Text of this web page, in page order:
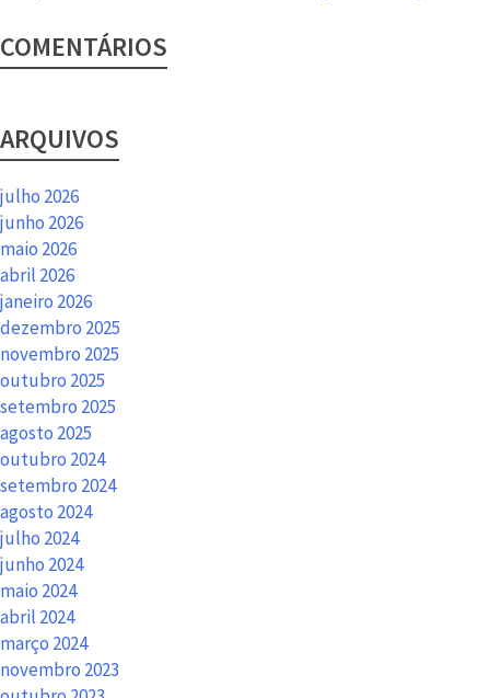
COMENTÁRIOS
ARQUIVOS
julho 2026
junho 2026
maio 2026
abril 2026
janeiro 2026
dezembro 2025
novembro 2025
outubro 2025
setembro 2025
agosto 2025
outubro 2024
setembro 2024
agosto 2024
julho 2024
junho 2024
maio 2024
abril 2024
março 2024
novembro 2023